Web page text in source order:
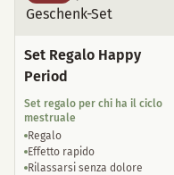
Set Regalo Happy
Period
Set regalo per chi ha il ciclo
mestruale
Regalo
Effetto rapido
Rilassarsi senza dolore